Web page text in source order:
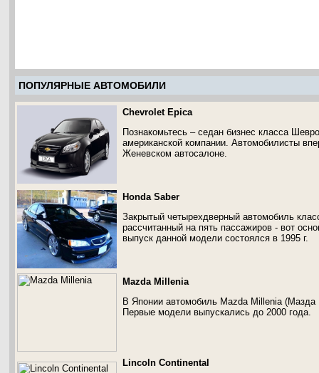
ПОПУЛЯРНЫЕ АВТОМОБИЛИ
Chevrolet Epica
Познакомьтесь – седан бизнес класса
американской компании. Автомобилисты
Женевском автосалоне.
Honda Saber
Закрытый четырехдверный автомобиль
рассчитанный на пять пассажиров - вот
выпуск данной модели состоялся в 1995 г.
Mazda Millenia
В Японии автомобиль Mazda Millenia
Первые модели выпускались до 2000 года.
Lincoln Continental